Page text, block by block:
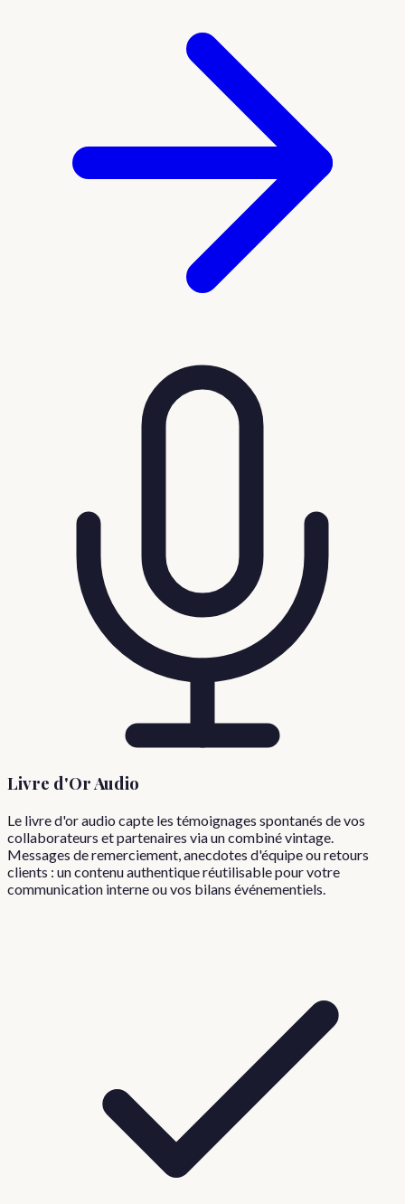
Livre d'Or Audio
Le livre d'or audio capte les témoignages spontanés de vos
collaborateurs et partenaires via un combiné vintage.
Messages de remerciement, anecdotes d'équipe ou retours
clients : un contenu authentique réutilisable pour votre
communication interne ou vos bilans événementiels.